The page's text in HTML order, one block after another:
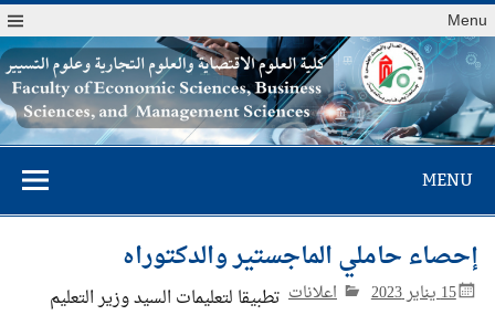
Menu
كلية العلوم
الاقتصادية والعلوم
التجارية وعلوم
التسيير
MENU
إحصاء حاملي الماجستير والدكتوراه
15 يناير 2023 اعلانات تطبيقا لتعليمات السيد وزير التعليم